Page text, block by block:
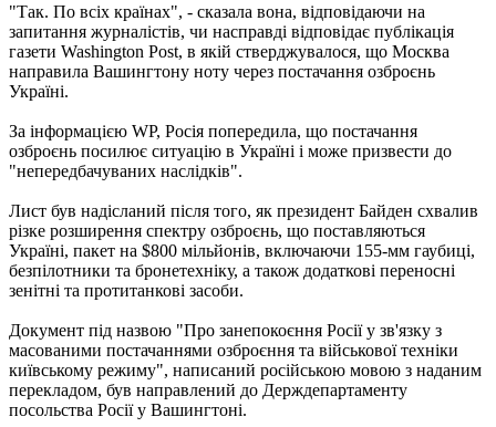
"Так. По всіх країнах", - сказала вона, відповідаючи на
запитання журналістів, чи насправді відповідає публікація
газети Washington Post, в якій стверджувалося, що Москва
направила Вашингтону ноту через постачання озброєнь
Україні.
За інформацією WP, Росія попередила, що постачання
озброєнь посилює ситуацію в Україні і може призвести до
"непередбачуваних наслідків".
Лист був надісланий після того, як президент Байден схвалив
різке розширення спектру озброєнь, що поставляються
Україні, пакет на $800 мільйонів, включаючи 155-мм гаубиці,
безпілотники та бронетехніку, а також додаткові переносні
зенітні та протитанкові засоби.
Документ під назвою "Про занепокоєння Росії у зв'язку з
масованими постачаннями озброєння та військової техніки
київському режиму", написаний російською мовою з наданим
перекладом, був направлений до Держдепартаменту
посольства Росії у Вашингтоні.